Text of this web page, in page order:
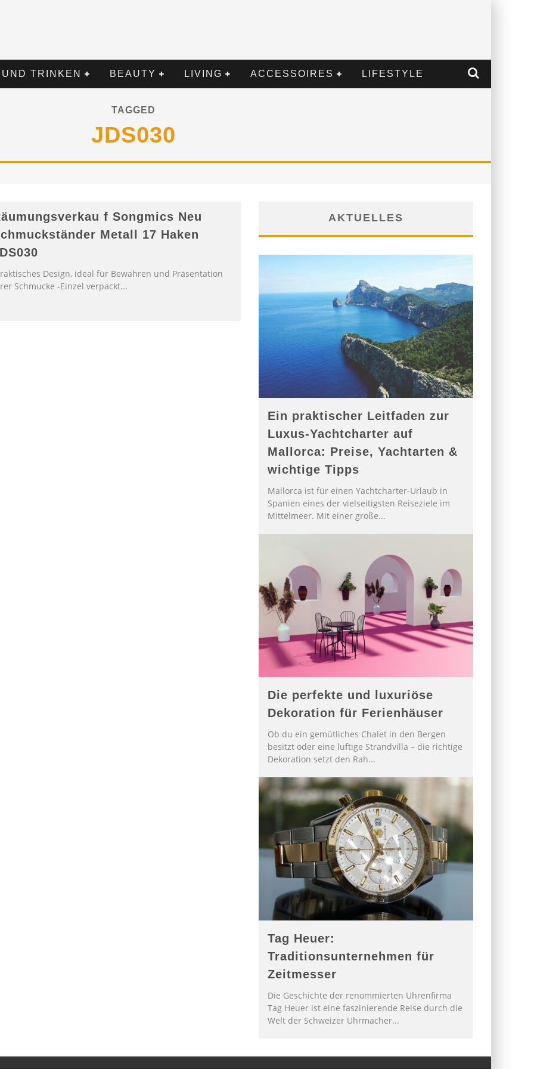
TRINKEN BEAUTY LIVING ACCESSOIRES LIFESTYLE
TAGGED
JDS030
f Songmics Neu
Metall 17 Haken
Design, ideal für Bewahren und Präsentation
Schmucke -Einzel verpackt...
AKTUELLES
Ein praktischer Leitfaden zur
Luxus-Yachtcharter auf
Mallorca: Preise, Yachtarten &
wichtige Tipps
Mallorca ist für einen Yachtcharter-Urlaub in
Spanien eines der vielseitigsten Reiseziele im
Mittelmeer. Mit einer große...
Die perfekte und luxuriöse
Dekoration für Ferienhäuser
Ob du ein gemütliches Chalet in den Bergen
besitzt oder eine luftige Strandvilla – die richtige
Dekoration setzt den Rah...
Tag Heuer:
Traditionsunternehmen für
Zeitmesser
Die Geschichte der renommierten Uhrenfirma
Tag Heuer ist eine faszinierende Reise durch die
Welt der Schweizer Uhrmacher...